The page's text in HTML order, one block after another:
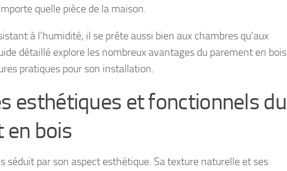
quelle pièce de la maison.
à l’humidité, il se prête aussi bien aux chambres qu’aux
détaillé explore les nombreux avantages du parement en bois
pratiques pour son installation.
esthétiques et fonctionnels du
en bois
séduit par son aspect esthétique. Sa texture naturelle et ses